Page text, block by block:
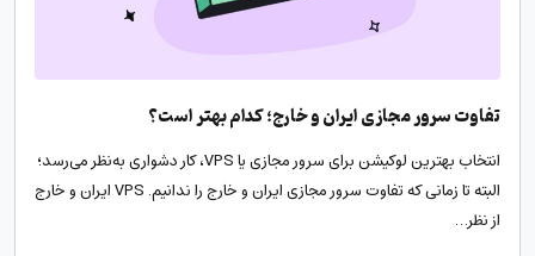
تفاوت سرور مجازی ایران و خارج؛ کدام بهتر است؟
انتخاب بهترین لوکیشن برای سرور مجازی یا VPS، کار دشواری به‌نظر می‌رسد؛
البته تا زمانی که تفاوت سرور مجازی ایران و خارج را ندانیم. VPS ایران و خارج
از نظر…